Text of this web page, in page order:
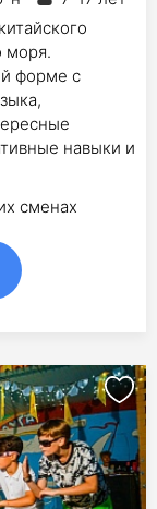
моря.
форме с
навыки и
сменах